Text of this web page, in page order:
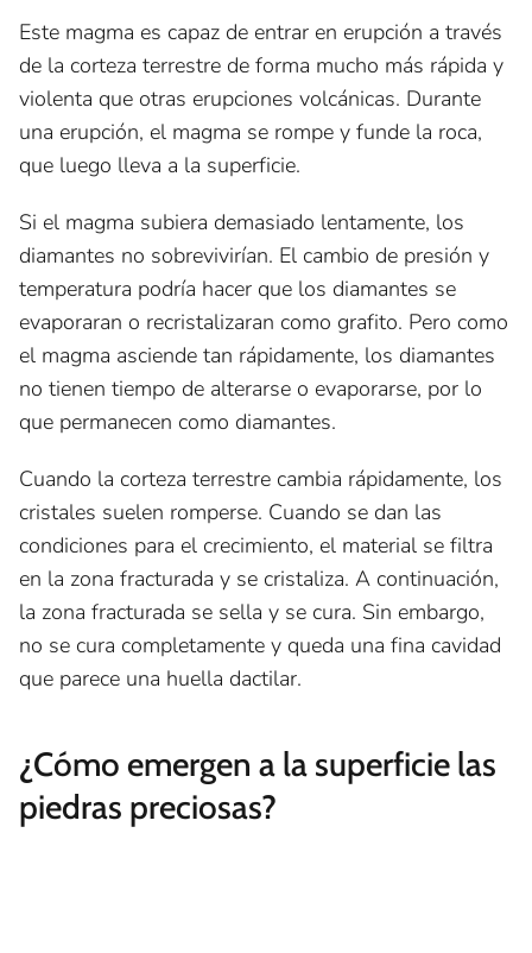
Este magma es capaz de entrar en erupción a través
de la corteza terrestre de forma mucho más rápida y
violenta que otras erupciones volcánicas. Durante
una erupción, el magma se rompe y funde la roca,
que luego lleva a la superficie.
Si el magma subiera demasiado lentamente, los
diamantes no sobrevivirían. El cambio de presión y
temperatura podría hacer que los diamantes se
evaporaran o recristalizaran como grafito. Pero como
el magma asciende tan rápidamente, los diamantes
no tienen tiempo de alterarse o evaporarse, por lo
que permanecen como diamantes.
Cuando la corteza terrestre cambia rápidamente, los
cristales suelen romperse. Cuando se dan las
condiciones para el crecimiento, el material se filtra
en la zona fracturada y se cristaliza. A continuación,
la zona fracturada se sella y se cura. Sin embargo,
no se cura completamente y queda una fina cavidad
que parece una huella dactilar.
¿Cómo emergen a la superficie las
piedras preciosas?